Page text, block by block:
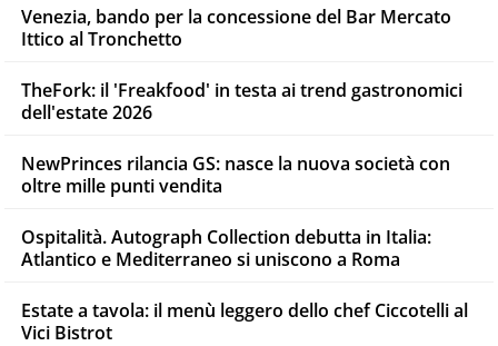
Venezia, bando per la concessione del Bar Mercato
Ittico al Tronchetto
TheFork: il 'Freakfood' in testa ai trend gastronomici
dell'estate 2026
NewPrinces rilancia GS: nasce la nuova società con
oltre mille punti vendita
Ospitalità. Autograph Collection debutta in Italia:
Atlantico e Mediterraneo si uniscono a Roma
Estate a tavola: il menù leggero dello chef Ciccotelli al
Vici Bistrot